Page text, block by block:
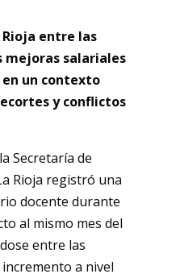
Rioja entre las
mejoras salariales
en un contexto
y conflictos
Secretaría de
Rioja registró una
docente durante
al mismo mes del
entre las
a nivel